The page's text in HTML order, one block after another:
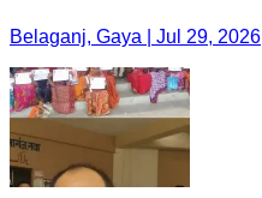
Belaganj, Gaya | Jul 29, 2026